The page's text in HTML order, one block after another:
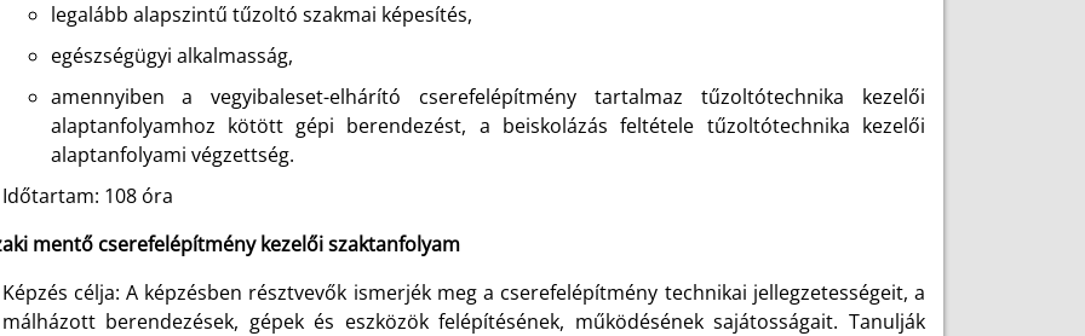
legalább alapszintű tűzoltó szakmai képesítés,
egészségügyi alkalmasság,
amennyiben a vegyibaleset-elhárító cserefelépítmény tartalmaz tűzoltótechnika kezelői
alaptanfolyamhoz kötött gépi berendezést, a beiskolázás feltétele tűzoltótechnika kezelői
alaptanfolyami végzettség.
Időtartam: 108 óra
mentő cserefelépítmény kezelői szaktanfolyam
Képzés célja: A képzésben résztvevők ismerjék meg a cserefelépítmény technikai jellegzetességeit, a
málházott berendezések, gépek és eszközök felépítésének, működésének sajátosságait. Tanulják